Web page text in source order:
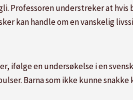
Professoren understreker at hvis
kan handle om en vanskelig
ifølge en undersøkelse i en
Barna som ikke kunne